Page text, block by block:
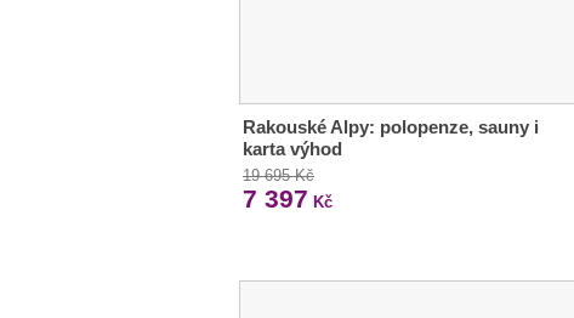
Rakouské Alpy: polopenze, sauny i
karta výhod
19 695 Kč
7 397 Kč